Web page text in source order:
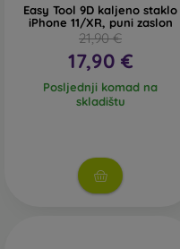
Easy Tool 9D kaljeno staklo
iPhone 11/XR, puni zaslon
21,90 €
17,90 €
Posljednji komad na
skladištu